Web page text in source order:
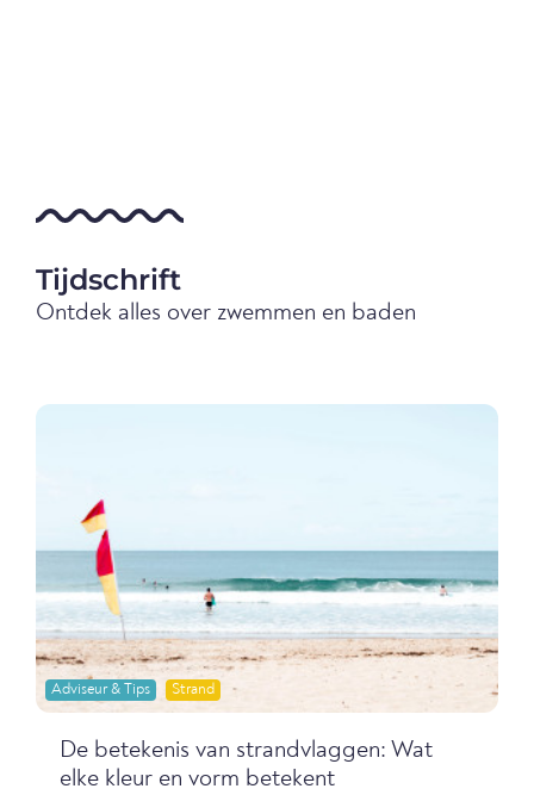
Tijdschrift
Ontdek alles over zwemmen en baden
Adviseur & Tips Strand
De betekenis van strandvlaggen: Wat
elke kleur en vorm betekent